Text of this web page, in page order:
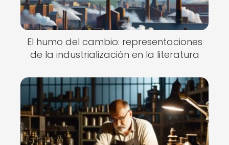
El humo del cambio: representaciones
de la industrialización en la literatura